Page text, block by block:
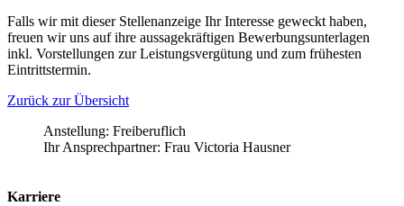
Falls wir mit dieser Stellenanzeige Ihr Interesse geweckt haben,
freuen wir uns auf ihre aussagekräftigen Bewerbungsunterlagen
inkl. Vorstellungen zur Leistungsvergütung und zum frühesten
Eintrittstermin.
Zurück zur Übersicht
Anstellung: Freiberuflich
Ihr Ansprechpartner: Frau Victoria Hausner
Karriere